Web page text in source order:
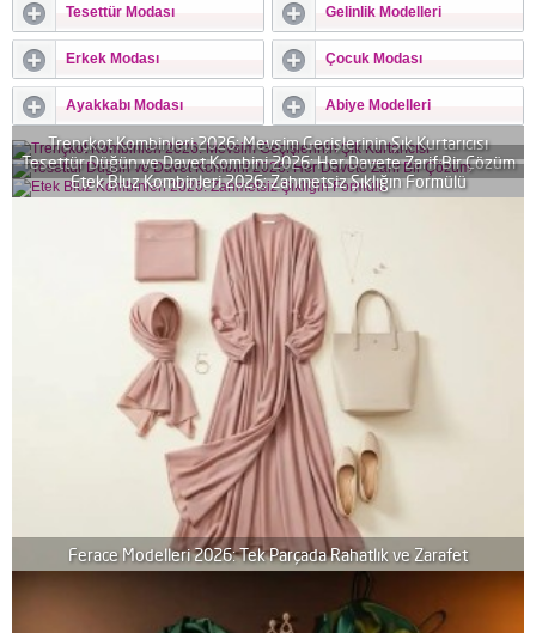
Tesettür Modası Gelinlik Modelleri
Erkek Modası Çocuk Modası
Ayakkabı Modası Abiye Modelleri
Trençkot Kombinleri 2026: Mevsim Geçişlerinin Şık Kurtarıcısı
Tesettür Düğün ve Davet Kombini 2026: Her Davete Zarif Bir Çözüm
Etek Bluz Kombinleri 2026: Zahmetsiz Şıklığın Formülü
Ferace Modelleri 2026: Tek Parçada Rahatlık ve Zarafet